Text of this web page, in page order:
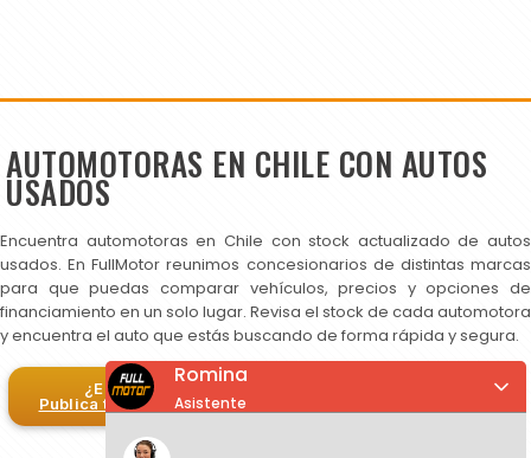
AUTOMOTORAS EN CHILE CON AUTOS
USADOS
Encuentra automotoras en Chile con stock actualizado de autos
usados. En FullMotor reunimos concesionarios de distintas marcas
para que puedas comparar vehículos, precios y opciones de
financiamiento en un solo lugar. Revisa el stock de cada automotora
y encuentra el auto que estás buscando de forma rápida y segura.
¿Eres automotora?
Publica tus autos en FullMotor
Romina
Asistente